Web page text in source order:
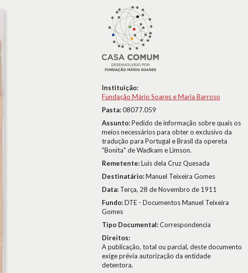
Instituição:
Fundação Mário Soares e Maria Barroso
Pasta:08077.059
Assunto:Pedido de informação sobre quais os
meios necessários para obter o exclusivo da
tradução para Portugal e Brasil da opereta
"Bonita" de Wadkam e Limson.
Remetente:Luis dela Cruz Quesada
Destinatário:Manuel Teixeira Gomes
Data: Terça, 28 de Novembro de 1911
Fundo:DTE - Documentos Manuel Teixeira
Gomes
Tipo Documental:Correspondencia
Direitos:
A publicação, total ou parcial, deste documento
exige prévia autorização da entidade
detentora.